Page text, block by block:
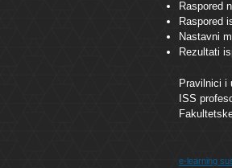
Raspored
Raspored
Nastavni
Rezultati
Pravilnici i
ISS
e-learning